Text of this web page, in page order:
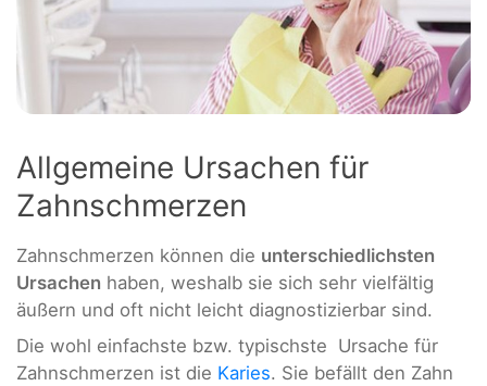
Allgemeine Ursachen für
Zahnschmerzen
Zahnschmerzen können die unterschiedlichsten
Ursachen haben, weshalb sie sich sehr vielfältig
äußern und oft nicht leicht diagnostizierbar sind.
Die wohl einfachste bzw. typischste Ursache für
Zahnschmerzen ist die Karies. Sie befällt den Zahn